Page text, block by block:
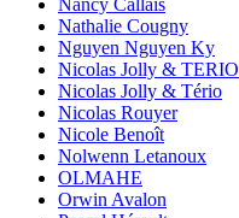
Nancy Callais
Nathalie Cougny
Nguyen Nguyen Ky
Nicolas Jolly & TERIO
Nicolas Jolly & Tério
Nicolas Rouyer
Nicole Benoît
Nolwenn Letanoux
OLMAHE
Orwin Avalon